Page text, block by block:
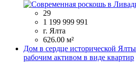
29
1 199 999 991
г. Ялта
626.00 м²
Дом в сердце исторической
рабочим активом в виде квартир